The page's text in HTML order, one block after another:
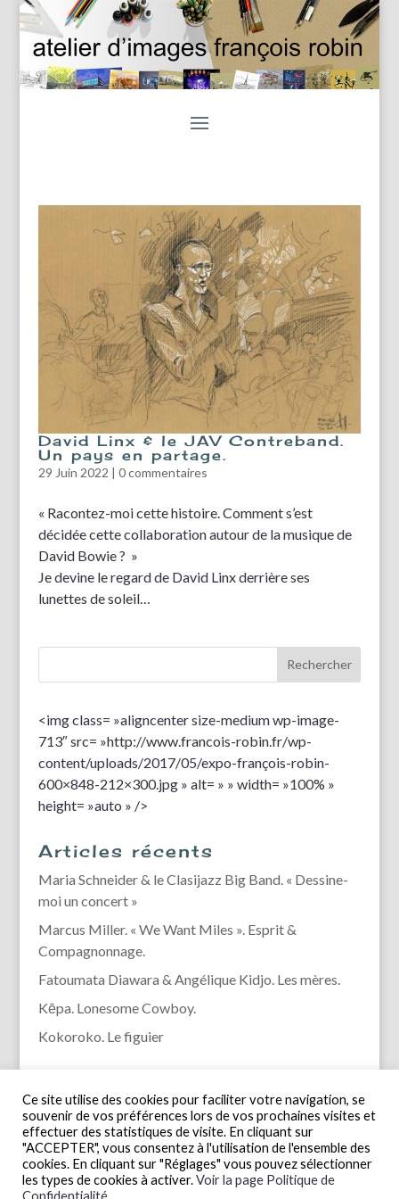
David Linx & le JAV Contreband.
Un pays en partage.
29 Juin 2022 | 0 commentaires
« Racontez-moi cette histoire. Comment s’est
décidée cette collaboration autour de la musique de
David Bowie ? »
Je devine le regard de David Linx derrière ses
lunettes de soleil…
<img class= »aligncenter size-medium wp-image-
713″ src= »http://www.francois-robin.fr/wp-
content/uploads/2017/05/expo-françois-robin-
600×848-212×300.jpg » alt= » » width= »100% »
height= »auto » />
Articles récents
Maria Schneider & le Clasijazz Big Band. « Dessine-
moi un concert »
Marcus Miller. « We Want Miles ». Esprit &
Compagnonnage.
Fatoumata Diawara & Angélique Kidjo. Les mères.
Kēpa. Lonesome Cowboy.
Kokoroko. Le figuier
Ce site utilise des cookies pour faciliter votre navigation, se
souvenir de vos préférences lors de vos prochaines visites et
effectuer des statistiques de visite. En cliquant sur
"ACCEPTER", vous consentez à l'utilisation de l'ensemble des
cookies. En cliquant sur "Réglages" vous pouvez sélectionner
les types de cookies à activer.Voir la page Politique de
Confidentialité